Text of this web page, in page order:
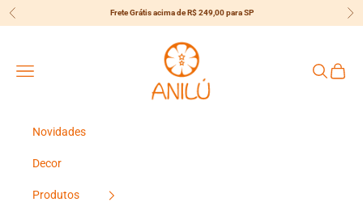
Pular para o conteúdo
Anterior Frete Grátis acima de R$ 249,00 para SP
Anilú
Menu
Pesquisar
Novidades
Decor
Produtos
{{currency}}{{discount}} undefined
View Cart